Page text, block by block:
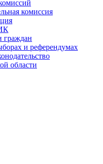
комиссия
граждан
и референдумах
области